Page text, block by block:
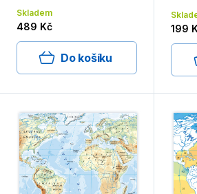
Skladem
489 Kč
Do košíku
199